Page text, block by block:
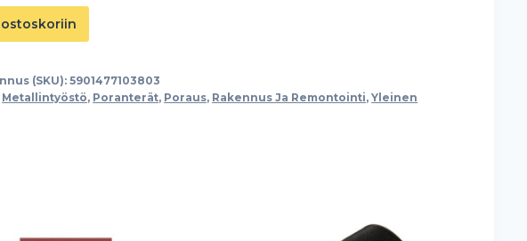
ostoskoriin
(SKU):5901477103803
Metallintyöstö, Poranterät, Poraus, Rakennus Ja Remontointi,Yleinen